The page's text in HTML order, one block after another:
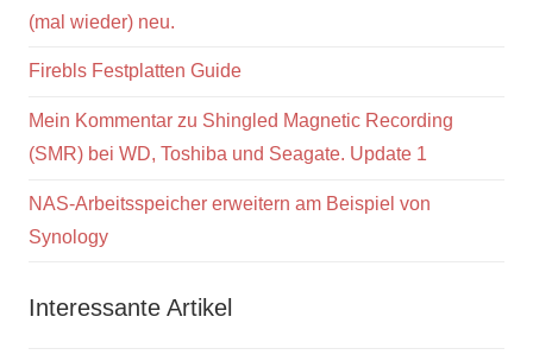
(mal wieder) neu.
Firebls Festplatten Guide
Mein Kommentar zu Shingled Magnetic Recording
(SMR) bei WD, Toshiba und Seagate. Update 1
NAS-Arbeitsspeicher erweitern am Beispiel von
Synology
Interessante Artikel